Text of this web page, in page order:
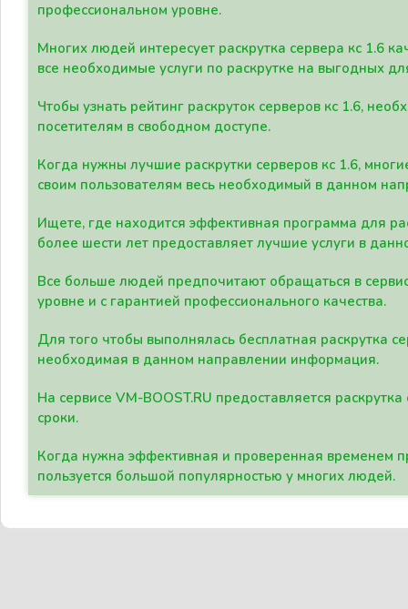
профессиональном уровне.
Многих людей интересует раскрутка сервера кс 1.6
все необходимые услуги по раскрутке на выгодных
Чтобы узнать рейтинг раскруток серверов кс 1.6,
посетителям в свободном доступе.
Когда нужны лучшие раскрутки серверов кс 1.6,
своим пользователям весь необходимый в данном
Ищете, где находится эффективная программа для
более шести лет предоставляет лучшие услуги в
Все больше людей предпочитают обращаться в
уровне и с гарантией профессионального качества.
Для того чтобы выполнялась бесплатная раскрутка
необходимая в данном направлении информация.
На сервисе VM-BOOST.RU предоставляется
сроки.
Когда нужна эффективная и проверенная временем
пользуется большой популярностью у многих людей.